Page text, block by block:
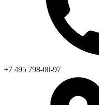
+7 495 798-00-97